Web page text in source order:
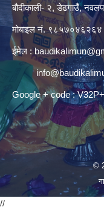
बौदीकाली- २, डेढगाउँ,
मोबाइल नं. ९८५७०४६२६४
ईमेल :
Google + code :
©
//